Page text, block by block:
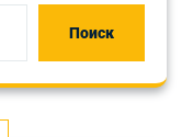
Поиск